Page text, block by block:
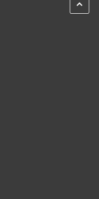
ZPĚT